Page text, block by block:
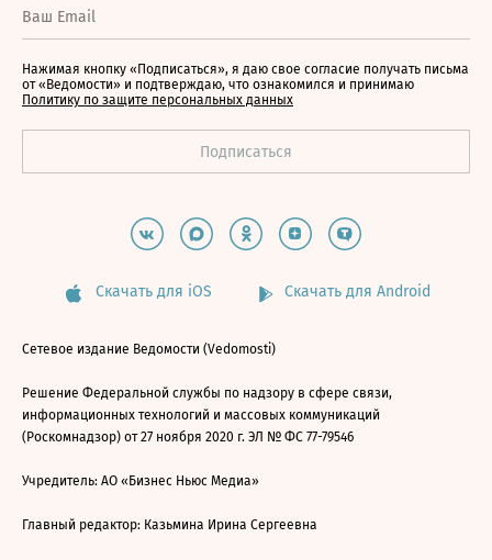
Нажимая кнопку «Подписаться», я даю свое согласие получать письма
от «Ведомости» и подтверждаю, что ознакомился и принимаю
Политику по защите персональных данных
Скачать для iOS Скачать для Android
Сетевое издание Ведомости (Vedomosti)
Решение Федеральной службы по надзору в сфере связи,
информационных технологий и массовых коммуникаций
(Роскомнадзор) от 27 ноября 2020 г. ЭЛ № ФС 77-79546
Учредитель: АО «Бизнес Ньюс Медиа»
Главный редактор: Казьмина Ирина Сергеевна